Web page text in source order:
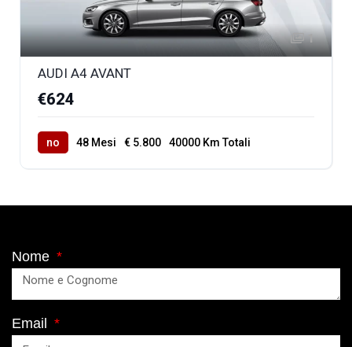
1
AUDI A4 AVANT
€624
no 48 Mesi € 5.800 40000 Km Totali
Nome
Email